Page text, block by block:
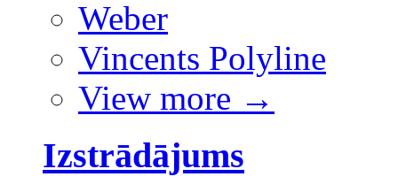
Weber
Vincents Polyline
View more →
Izstrādājums